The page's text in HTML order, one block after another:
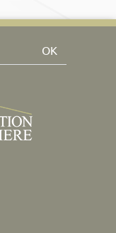
OK